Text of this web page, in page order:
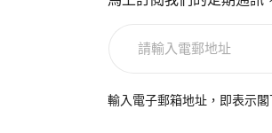
電
輸入電子郵箱地址，即表示閣